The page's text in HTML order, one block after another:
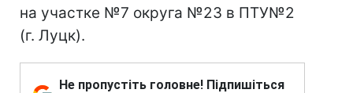
на участке №7 округа №23 в ПТУ№2
(г. Луцк).
Не пропустіть головне! Підпишіться